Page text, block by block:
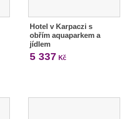
Hotel v Karpaczi s
obřím aquaparkem a
jídlem
5 337 Kč